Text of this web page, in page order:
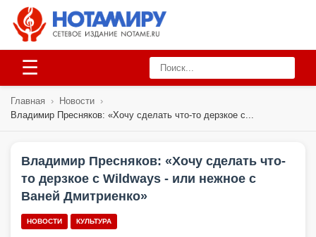
☰
Главная › Новости ›
Владимир Пресняков: «Хочу сделать что-то дерзкое с...
Владимир Пресняков: «Хочу сделать что-
то дерзкое с Wildways - или нежное с
Ваней Дмитриенко»
НОВОСТИ КУЛЬТУРА